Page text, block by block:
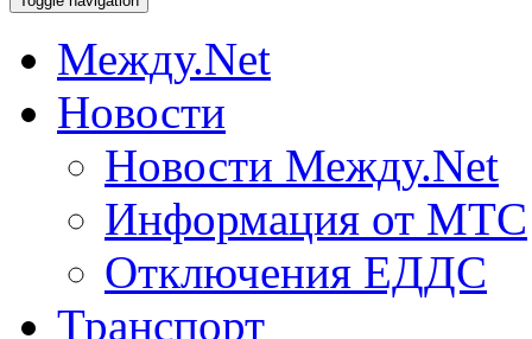
Между.Net
Новости
Новости Между.Net
Информация от МТС
Отключения ЕДДС
Транспорт